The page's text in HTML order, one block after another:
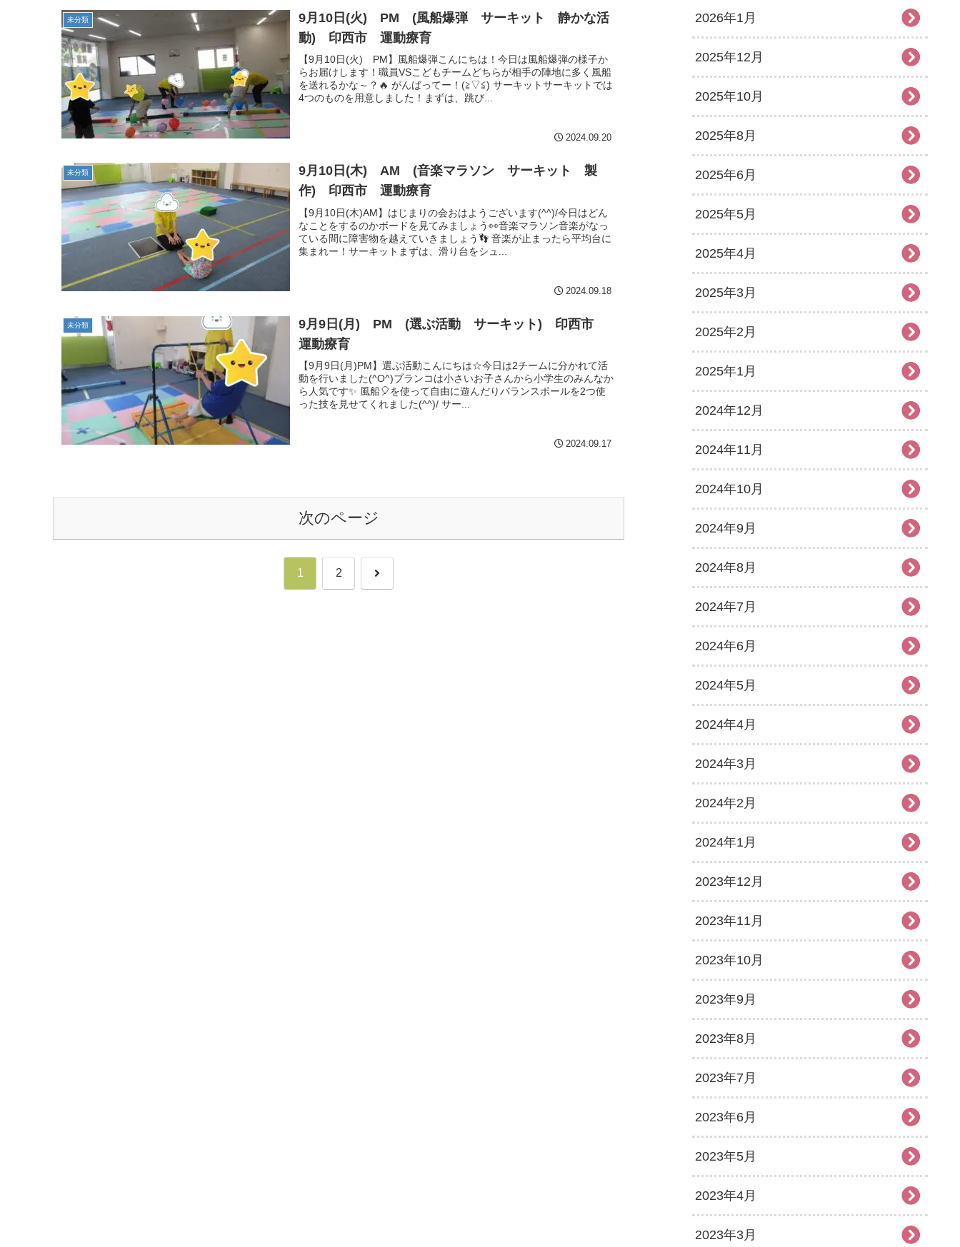
未分類
9月10日(火) PM (風船爆弾 サーキット 静かな活
動) 印西市 運動療育
【9月10日(火) PM】風船爆弾こんにちは！今日は風船爆弾の様子か
らお届けします！職員VSこどもチームどちらが相手の陣地に多く風船
を送れるかな～？🔥 がんばってー！(≧▽≦) サーキットサーキットでは
4つのものを用意しました！まずは、跳び...
2024.09.20
未分類
9月10日(木) AM (音楽マラソン サーキット 製
作) 印西市 運動療育
【9月10日(木)AM】はじまりの会おはようございます(^^)/今日はどん
なことをするのかボードを見てみましょう👀音楽マラソン音楽がなっ
ている間に障害物を越えていきましょう👣 音楽が止まったら平均台に
集まれー！サーキットまずは、滑り台をシュ...
2024.09.18
未分類
9月9日(月) PM (選ぶ活動 サーキット) 印西市
運動療育
【9月9日(月)PM】選ぶ活動こんにちは☆今日は2チームに分かれて活
動を行いました(^O^)ブランコは小さいお子さんから小学生のみんなか
ら人気です✨ 風船🎈を使って自由に遊んだりバランスボールを2つ使
った技を見せてくれました(^^)/ サー...
2024.09.17
次のページ
1 2 次
2026年1月
2025年12月
2025年10月
2025年8月
2025年6月
2025年5月
2025年4月
2025年3月
2025年2月
2025年1月
2024年12月
2024年11月
2024年10月
2024年9月
2024年8月
2024年7月
2024年6月
2024年5月
2024年4月
2024年3月
2024年2月
2024年1月
2023年12月
2023年11月
2023年10月
2023年9月
2023年8月
2023年7月
2023年6月
2023年5月
2023年4月
2023年3月